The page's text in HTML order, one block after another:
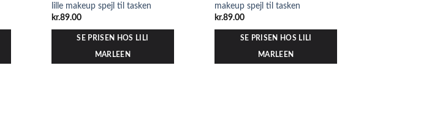
lille makeup spejl til tasken
kr.89.00
SE PRISEN HOS LILI
MARLEEN
makeup spejl til tasken
kr.89.00
SE PRISEN HOS LILI
MARLEEN